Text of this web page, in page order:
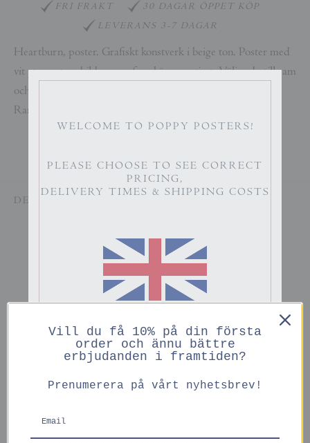
FRI FRAKT
30 DAGAR ÖPPET KÖP
LEVERANS 3-7 DAGAR
Heartburn, poster. Grafiskt konstverk i beige ton. Poster med
vit yta runtom bilden som framhäver motivet.Väljer du till ram
och passepartout i samma storlek passar allt perfekt ihop.
Ram och passepartout ingår ej.
DELA
Du kanske också gillar
WELCOME TO POPPY POSTERS!
PLEASE CHOOSE TO SEE CORRECT
PRICING,
DELIVERY TIMES & SHIPPING COSTS
PRICES IN GBP
Vill du få 10% på din första
order och ännu bättre
erbjudanden i framtiden?
Prenumerera på vårt nyhetsbrev!